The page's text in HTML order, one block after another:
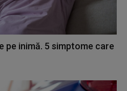
pe inimă. 5 simptome care